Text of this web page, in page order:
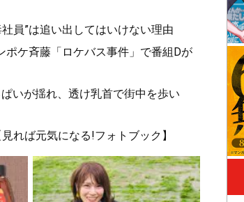
“教育＆子育て論” ※本の著者印税
られます。
員”は追い出してはいけない理由
ポケ斉藤「ロケバス事件」で番組Dが
いが揺れ、透け乳首で街中を歩い
れば元気になる!フォトブック】